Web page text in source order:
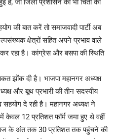
की बात करें तो समाजवादी पार्टी अब
क्षेत्रों सहित अपने प्रभाव वाले
रहा है। कांग्रेस और बसपा की स्थिति
झोंक दी है। भाजपा महानगर अध्यक्ष
और बूथ प्रभारी की तीन सदस्यीय
दे रही है। महानगर अध्यक्ष ने
केवल 12 प्रतिशत फॉर्म जमा हुए थे वहीं
के अंत तक 30 प्रतिशत तक पहुंचने की